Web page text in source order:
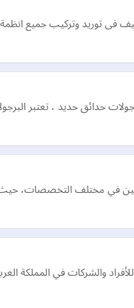
حدائق حديد ، تعتبر
في مختلف التخصصات،
والشركات في المملكة